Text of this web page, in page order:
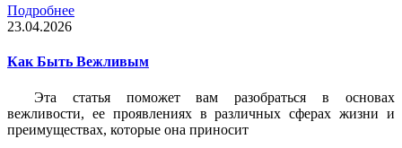
Подробнее
23.04.2026
Как Быть Вежливым
Эта статья поможет вам разобраться в основах
вежливости, ее проявлениях в различных сферах жизни и
преимуществах, которые она приносит